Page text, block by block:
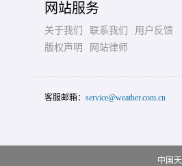
网站服务
关于我们 联系我们
用户反馈
版权声明
网站律师
客服邮箱： service@weather.com.cn
中国